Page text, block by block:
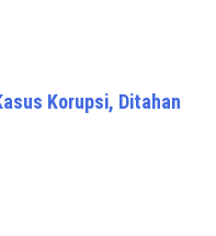
Korupsi, Ditahan